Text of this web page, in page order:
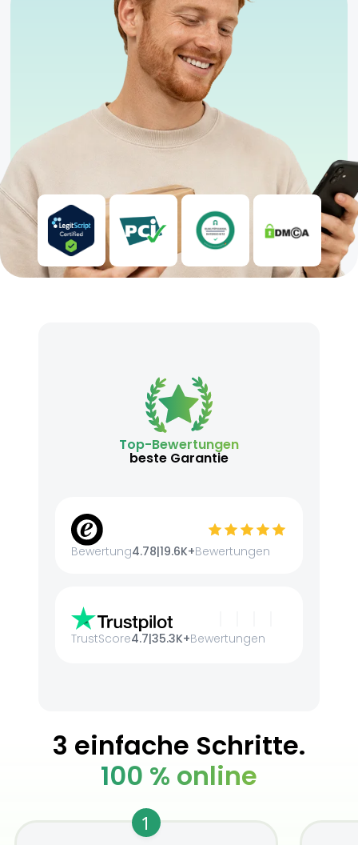
Top-Bewertungen
beste Garantie
Bewertung4.78|19.6K+Bewertungen
TrustScore4.7|35.3K+Bewertungen
3 einfache Schritte.
100 % online
1